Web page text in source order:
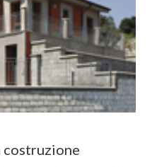
costruzione